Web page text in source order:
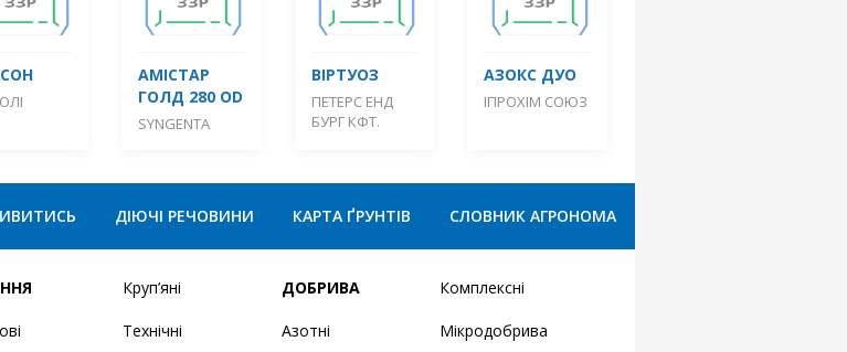
АМІСТАР
ГОЛД 280 OD
SYNGENTA
ВІРТУОЗ
ПЕТЕРС ЕНД
БУРГ КФТ.
АЗОКС ДУО
ІПРОХІМ СОЮЗ
ДІЮЧІ РЕЧОВИНИ КАРТА ҐРУНТІВ СЛОВНИК АГРОНОМА
Круп’яні
Технічні
ДОБРИВА
Азотні
Комплексні
Мікродобрива